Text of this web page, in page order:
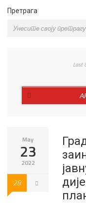
Претрага
Last
May
23
2022
28